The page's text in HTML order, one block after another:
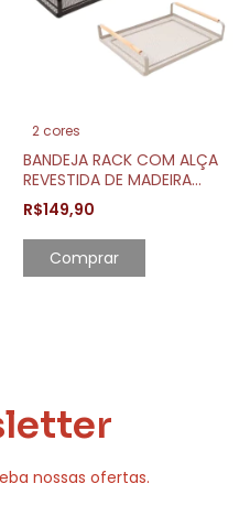
2 cores
BANDEJA RACK COM ALÇA
REVESTIDA DE MADEIRA
33,8CM X 23,7CM
R$149,90
Comprar
nossas ofertas.